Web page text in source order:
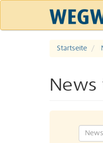
Startseite
News